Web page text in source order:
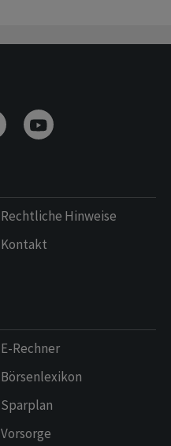
Rechtliche Hinweise
Kontakt
E-Rechner
Börsenlexikon
Sparplan
Vorsorge